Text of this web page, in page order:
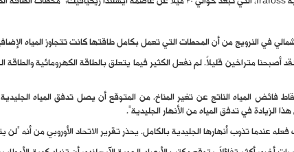
في النرويج من أن المحطات التي تعمل بكامل طاقتها كانت تتجاوز المياه
عندما تذوب أنهارها الجليدية بالكامل. يحذر تقرير الاتحاد الأوروبي من أنه “لن